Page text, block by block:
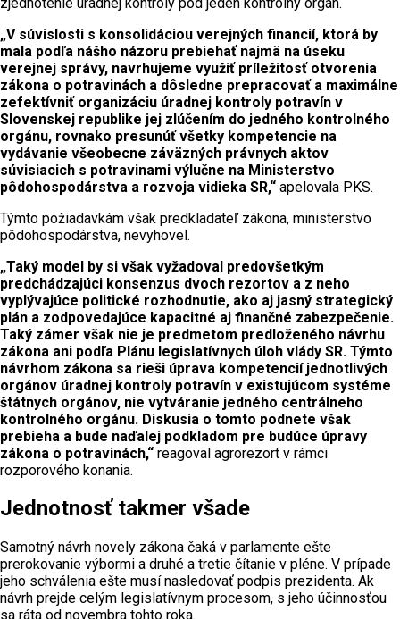
„V súvislosti s konsolidáciou verejných financií, ktorá by
mala podľa nášho názoru prebiehať najmä na úseku
verejnej správy, navrhujeme využiť príležitosť otvorenia
zákona o potravinách a dôsledne prepracovať a maximálne
zefektívniť organizáciu úradnej kontroly potravín v
Slovenskej republike jej zlúčením do jedného kontrolného
orgánu, rovnako presunúť všetky kompetencie na
vydávanie všeobecne záväzných právnych aktov
súvisiacich s potravinami výlučne na Ministerstvo
pôdohospodárstva a rozvoja vidieka SR,“ apelovala PKS.
Týmto požiadavkám však predkladateľ zákona, ministerstvo
pôdohospodárstva, nevyhovel.
„Taký model by si však vyžadoval predovšetkým
predchádzajúci konsenzus dvoch rezortov a z neho
vyplývajúce politické rozhodnutie, ako aj jasný strategický
plán a zodpovedajúce kapacitné aj finančné zabezpečenie.
Taký zámer však nie je predmetom predloženého návrhu
zákona ani podľa Plánu legislatívnych úloh vlády SR. Týmto
návrhom zákona sa rieši úprava kompetencií jednotlivých
orgánov úradnej kontroly potravín v existujúcom systéme
štátnych orgánov, nie vytváranie jedného centrálneho
kontrolného orgánu. Diskusia o tomto podnete však
prebieha a bude naďalej podkladom pre budúce úpravy
zákona o potravinách,“ reagoval agrorezort v rámci
rozporového konania.
Jednotnosť takmer všade
Samotný návrh novely zákona čaká v parlamente ešte
prerokovanie výbormi a druhé a tretie čítanie v pléne. V prípade
jeho schválenia ešte musí nasledovať podpis prezidenta. Ak
návrh prejde celým legislatívnym procesom, s jeho účinnosťou
sa ráta od novembra tohto roka.